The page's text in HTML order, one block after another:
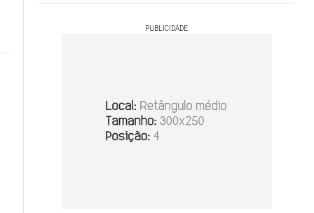
PUBLICIDADE